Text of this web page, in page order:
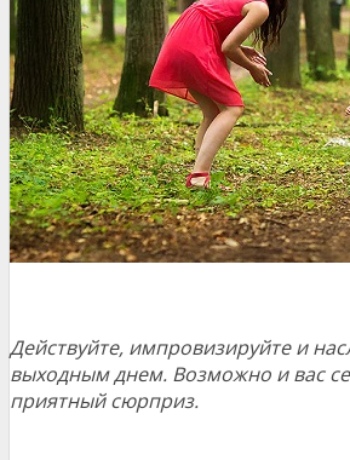
Действуйте, импровизируйте и
выходным днем. Возможно и вас
приятный сюрприз.